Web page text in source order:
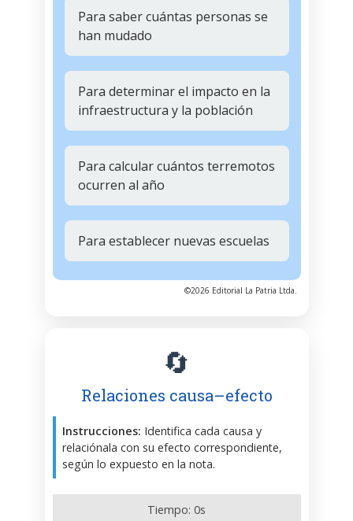
Para saber cuántas personas se
han mudado
Para determinar el impacto en la
infraestructura y la población
Para calcular cuántos terremotos
ocurren al año
Para establecer nuevas escuelas
©2026 Editorial La Patria Ltda.
🔄
Relaciones causa–efecto
Instrucciones: Identifica cada causa y
relaciónala con su efecto correspondiente,
según lo expuesto en la nota.
Tiempo: 0s